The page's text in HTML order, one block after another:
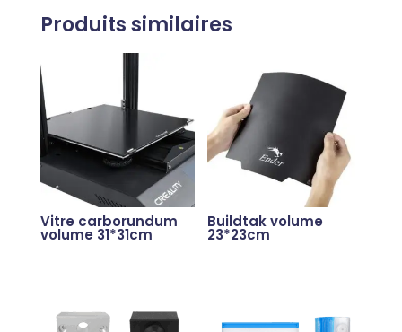
Produits similaires
Vitre carborundum
volume 31*31cm
Buildtak volume
23*23cm